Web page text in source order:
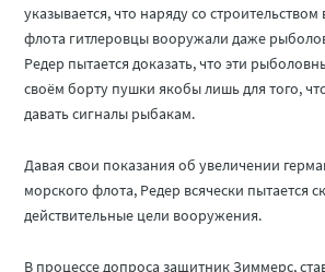
указывается, что наряду со
флота гитлеровцы вооружали даже
Редер пытается доказать, что эти
своём борту пушки якобы лишь для того,
давать сигналы рыбакам.
Давая свои показания об увеличении
морского флота, Редер всячески пытается
действительные цели вооружения.
В процессе допроса защитник Зиммерс,